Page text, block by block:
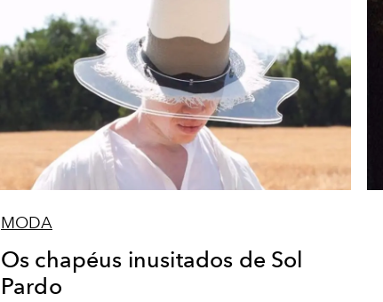
MODA
Os chapéus inusitados de Sol
Pardo